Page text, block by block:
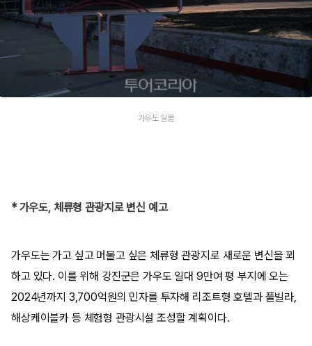
가우도 일몰
* 가우도, 체류형 관광지로 변신 예고
가우도는 가고 싶고 머물고 싶은 체류형 관광지로 새로운 변신을 꾀
하고 있다. 이를 위해 강진군은 가우도 일대 9만여 평 부지에 오는
2024년까지 3,700억원의 민자를 투자해 리조트형 호텔과 풀빌라,
해상케이블카 등 체험형 관광시설 조성할 계획이다.